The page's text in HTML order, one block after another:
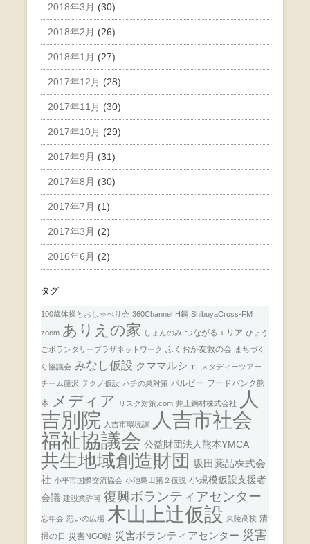
2018年3月 (30)
2018年2月 (26)
2018年1月 (27)
2017年12月 (28)
2017年11月 (30)
2017年10月 (29)
2017年9月 (31)
2017年8月 (30)
2017年7月 (1)
2017年3月 (2)
2016年6月 (2)
タグ
100歳体操とおしゃべり会 360Channel H鋼 ShibuyaCross-FM
zoom ありえの家 しょんのみ つながるエリア ひょう
ごボランタリープラザネットワーク ふくおか友救の会 まちづく
り協議会 みなし仮設 クママルシェ
スタディーツアー
チーム藤沢 テクノ仮設 ハチの巣対策 バルビー フードバンク熊
本 メディア リスク対策.com 井上鋼材株式会社
人
吉別院
人吉市環境課
人吉市社会
福祉協議会 公益財団法人熊本YMCA
共生地域創造財団 坂田薬品株式会
社 小平市国際交流協会 小池島田第２仮説 小規模仮設支援者
会議 建設業許可 復興ボランティアセンター
忘年会 憩いの広場 木山上辻仮設 東陵高校 清
掃の日 災害NGO結 災害ボランティアセンター 災害